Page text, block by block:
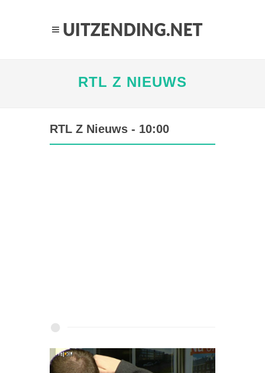
RTL Z NIEUWS
RTL Z Nieuws - 10:00